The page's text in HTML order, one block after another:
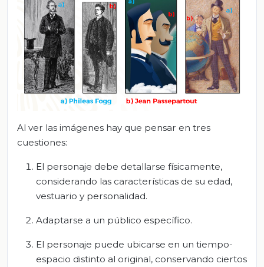
Al ver las imágenes hay que pensar en tres
cuestiones:
El personaje debe detallarse físicamente,
considerando las características de su edad,
vestuario y personalidad.
Adaptarse a un público específico.
El personaje puede ubicarse en un tiempo-
espacio distinto al original, conservando ciertos